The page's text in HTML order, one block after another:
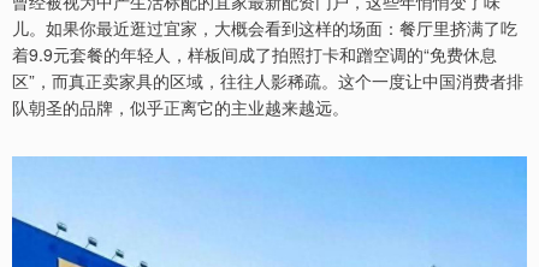
儿。如果你最近逛过宜家，大概会看到这样的场面：餐厅里挤满了吃
着9.9元套餐的年轻人，样板间成了拍照打卡和蹭空调的“免费休息
区”，而真正卖家具的区域，往往人影稀疏。这个一度让中国消费者排
队朝圣的品牌，似乎正离它的主业越来越远。